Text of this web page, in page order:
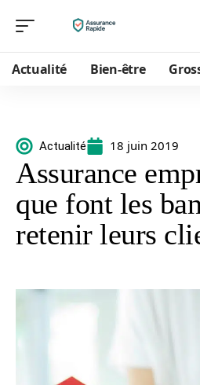
Actualité Bien-être
Actualité 18 juin 2019
Assurance
que font les
retenir leurs